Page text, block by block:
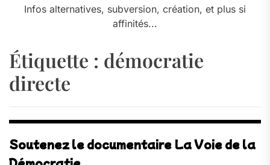
Infos alternatives, subversion, création, et plus si
affinités...
Étiquette : démocratie
directe
Soutenez le documentaire La Voie de la